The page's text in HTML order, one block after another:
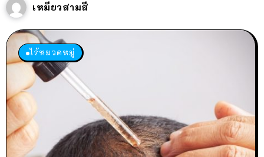
เหมียวสามสี
ไร้หมวดหมู่